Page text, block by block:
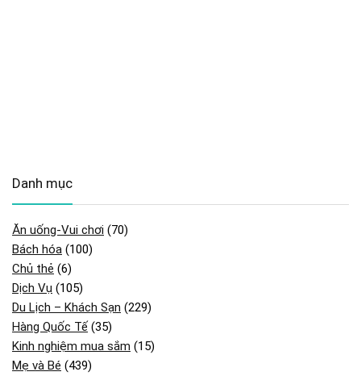
Danh mục
Ăn uống-Vui chơi (70)
Bách hóa (100)
Chủ thẻ (6)
Dịch Vụ (105)
Du Lịch – Khách Sạn (229)
Hàng Quốc Tế (35)
Kinh nghiệm mua sắm (15)
Mẹ và Bé (439)